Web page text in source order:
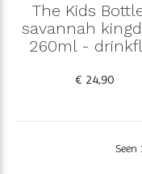
The Kids
savannah
260ml -
€ 24,90